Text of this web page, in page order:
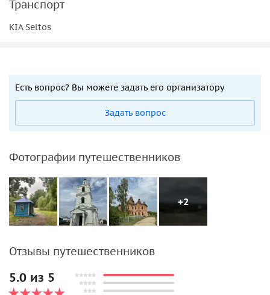
Транспорт
KIA Seltos
Есть вопрос? Вы можете задать его организатору
Задать вопрос
Фотографии путешественников
+2
Отзывы путешественников
5.0 из 5